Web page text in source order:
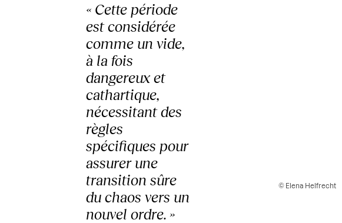
« Cette période
est considérée
comme un vide,
à la fois
dangereux et
cathartique,
nécessitant des
règles
spécifiques pour
assurer une
transition sûre
du chaos vers un
nouvel ordre. »
© Elena Helfrecht